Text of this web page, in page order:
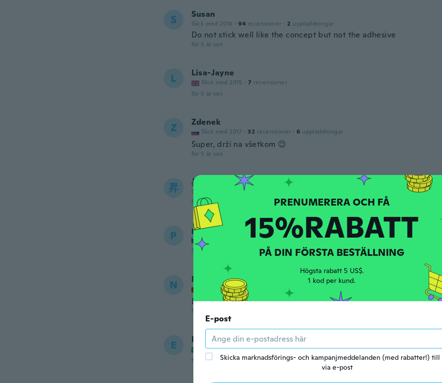
S Susan
Gick med 2016 · 94 recensioner · 2 uppladdningar
Do not stick well like the concept but not the adhesive
för 5 år sen
L Lisa-Jayne
Gick med 2015 · 7 recensioner
för 5 år sen
Z Zdenek
Gick med 2017 · 32 recensioner · 6 uppladdningar
Super, drží na všetkom 😉
för 5 år sen
昇 昇
Gick med 2019 262
för 5 år sen
P petra
Gick med 2019 4 recensioner
för 5 år sen
N Nicole
Gick med 2017 · 475 recensioner
Der Artikel ist leider beschädigt angekommen!
för 5 år sen
E Eliéser
Gick med 2017 · 45 recensioner · 7 uppladdningar
för 5 år sen
PRENUMERERA OCH FÅ
15%RABATT
PÅ DIN FÖRSTA BESTÄLLNING
Högsta rabatt 5 US$.
1 kod per kund.
E-post
Skicka marknadsförings- och kampanjmeddelanden (med rabatter!)
via e-post